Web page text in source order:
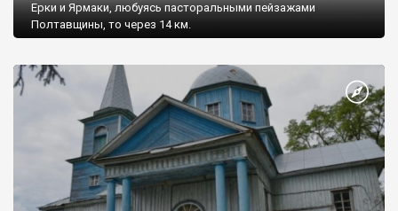
Ерки и Ярмаки, любуясь пасторальными пейзажами
Полтавщины, то через 14 км.